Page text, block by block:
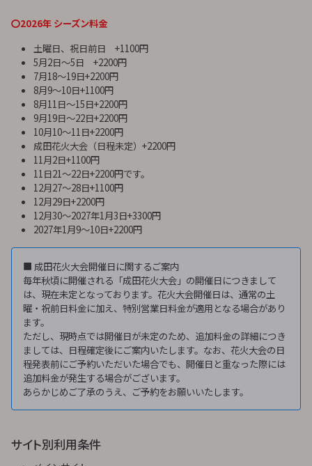
〇2026年 シーズン料金
土曜日、祝日前日 +1100円
5月2日〜5日 +2200円
7月18～19日+2200円
8月9〜10日+1100円
8月11日〜15日+2200円
9月19日〜22日+2200円
10月10～11日+2200円
成田花火大会（日程未定）+2200円
11月2日+1100円
11日21～22日+2200円です。
12月27〜28日+1100円
12月29日+2200円
12月30〜2027年1月3日+3300円
2027年1月9〜10日+2200円
■ 成田花火大会開催日に関するご案内
毎年秋頃に開催される「成田花火大会」の開催日につきまして
は、現在未定となっております。花火大会開催日は、通常の土
曜・祝前日料金に加え、特別営業日料金が適用となる場合があり
ます。
ただし、現時点では開催日が未定のため、追加料金の詳細につき
ましては、日程確定後にご案内いたします。なお、花火大会の日
程発表前にご予約いただいた場合でも、開催日と重なった際には
追加料金が発生する場合がございます。
あらかじめご了承のうえ、ご予約をお願いいたします。
サイト別利用条件